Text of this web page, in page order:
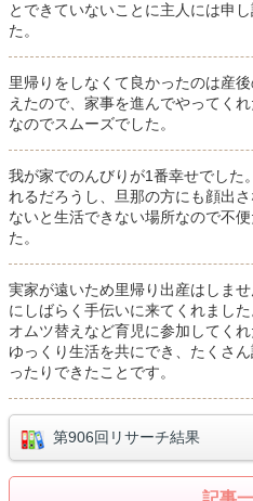
とできていないことに主人には申
た。
里帰りをしなくて良かったのは産
えたので、家事を進んでやってく
なのでスムーズでした。
我が家でのんびりが1番幸せでした
れるだろうし、旦那の方にも顔出
ないと生活できない場所なので不
た。
実家が遠いため里帰り出産はしま
にしばらく手伝いに来てくれまし
オムツ替えなど育児に参加してく
ゆっくり生活を共にでき、たくさ
ったりできたことです。
第906回リサーチ結果